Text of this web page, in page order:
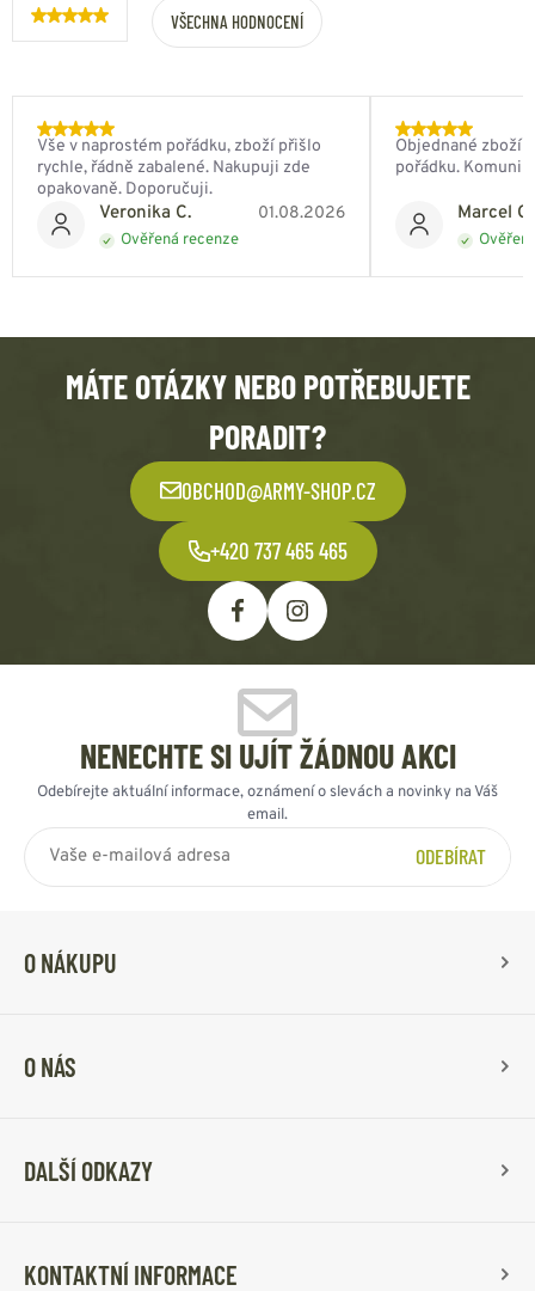
VŠECHNA HODNOCENÍ
Veronika C. 01.08.2026
Ověřená recenze
Vše v naprostém pořádku, zboží přišlo
rychle, řádně zabalené. Nakupuji zde
opakovaně. Doporučuji.
Marcel
Objednané zboží
pořádku.
MÁTE OTÁZKY NEBO POTŘEBUJETE
PORADIT?
OBCHOD@ARMY-SHOP.CZ
+420 737 465 465
NENECHTE SI UJÍT ŽÁDNOU AKCI
Odebírejte aktuální informace, oznámení o slevách a novinky na Váš
email.
ODEBÍRAT
O NÁKUPU
O NÁS
DALŠÍ ODKAZY
KONTAKTNÍ INFORMACE